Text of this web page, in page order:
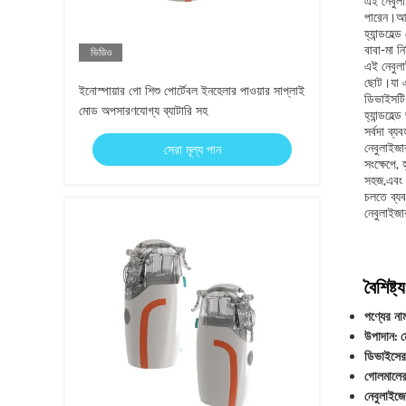
ভিডিও
ইনোস্পায়ার গো শিশু পোর্টেবল ইনহেলার পাওয়ার সাপ্লাই
মোড অপসারণযোগ্য ব্যাটারি সহ
সেরা মূল্য পান
বাবা-মা
এই
ছোট।যা
সর্বদা
সহজ,এবং
চলতে
পণ্যের
উপাদান: